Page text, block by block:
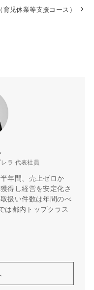
児休業等支援コース）
ラ 代表社員
年間、売上ゼロか
得し経営を安定化さ
扱い件数は年間のべ
は都内トップクラス